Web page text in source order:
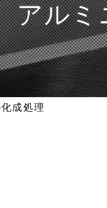
アルミ
成処理